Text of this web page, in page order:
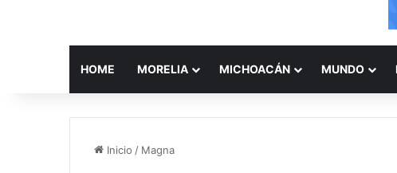
HOME MORELIA MICHOACÁN MUNDO
Inicio / Magna